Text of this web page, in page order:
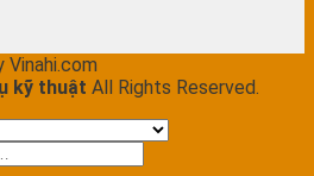
kỹ thuật All Rights Reserved.